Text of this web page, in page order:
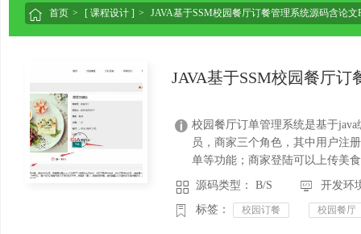
 首页 [ 课程设计 ] JAVA基于SSM校园餐厅订餐管理系统源码含论文
JAVA基于SSM校园餐厅
 校园餐厅订单管理系统是基于
员，商家三个角色，其中用户注
单等功能；商家登陆可以上传美
 源码类型： B/S  开发环
 标签： 校园订餐 校园餐厅